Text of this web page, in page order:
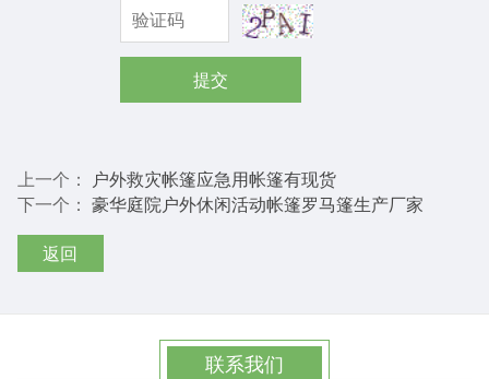
提交
上一个：
户外救灾帐篷应急用帐篷有现货
下一个： 豪华庭院户外休闲活动帐篷罗马篷生产厂家
返回
联系我们